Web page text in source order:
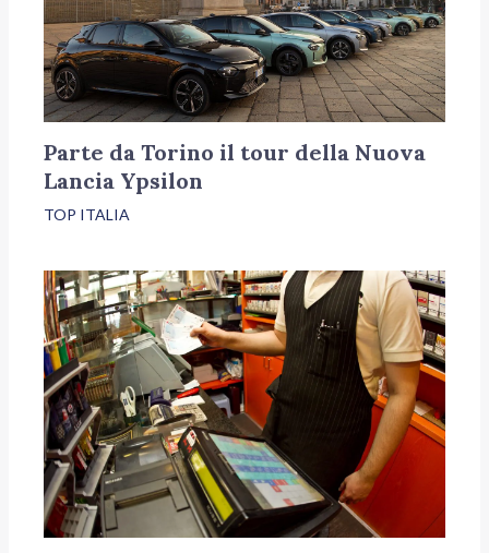
Parte da Torino il tour della Nuova
Lancia Ypsilon
TOP ITALIA